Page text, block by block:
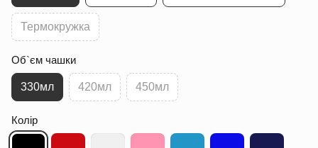
Термокружка
Об`єм чашки
330мл 420мл 450мл
Колір